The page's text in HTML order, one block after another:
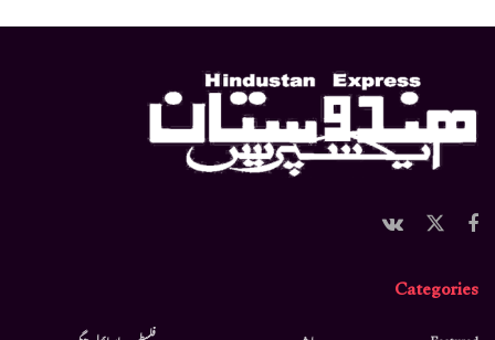
Categories